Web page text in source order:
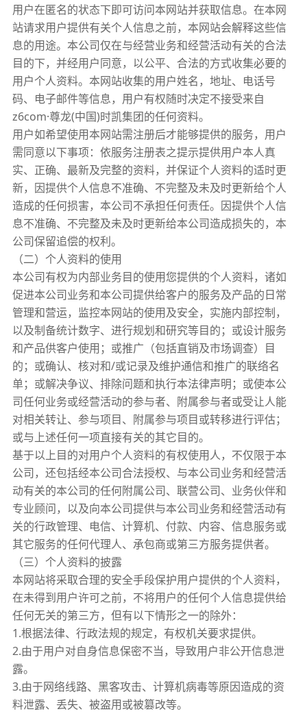
用户在匿名的状态下即可访问本网站并获取信息。在本网
站请求用户提供有关个人信息之前，本网站会解释这些信
息的用途。本公司仅在与经营业务和经营活动有关的合法
目的下，并经用户同意，以公平、合法的方式收集必要的
用户个人资料。本网站收集的用户姓名，地址、电话号
码、电子邮件等信息，用户有权随时决定不接受来自
z6com·尊龙(中国)时凯集团的任何资料。
用户如希望使用本网站需注册后才能够提供的服务，用户
需同意以下事项：依服务注册表之提示提供用户本人真
实、正确、最新及完整的资料，并保证个人资料的适时更
新，因提供个人信息不准确、不完整及未及时更新给个人
造成的任何损害，本公司不承担任何责任。因提供个人信
息不准确、不完整及未及时更新给本公司造成损失的，本
公司保留追偿的权利。
（二）个人资料的使用
本公司有权为内部业务目的使用您提供的个人资料，诸如
促进本公司业务和本公司提供给客户的服务及产品的日常
管理和营运，监控本网站的使用及安全，实施内部控制，
以及制备统计数字、进行规划和研究等目的；或设计服务
和产品供客户使用；或推广（包括直销及市场调查）目
的；或确认、核对和/或记录及维护通信和推广的联络名
单；或解决争议、排除问题和执行本法律声明；或使本公
司任何业务或经营活动的参与者、附属参与者或受让人能
对相关转让、参与项目、附属参与项目或转移进行评估；
或与上述任何一项直接有关的其它目的。
基于以上目的对用户个人资料的有权使用人，不仅限于本
公司，还包括经本公司合法授权、与本公司业务和经营活
动有关的本公司的任何附属公司、联营公司、业务伙伴和
专业顾问，以及向本公司提供与本公司业务和经营活动有
关的行政管理、电信、计算机、付款、内容、信息服务或
其它服务的任何代理人、承包商或第三方服务提供者。
（三）个人资料的披露
本网站将采取合理的安全手段保护用户提供的个人资料，
在未得到用户许可之前，不将用户的任何个人信息提供给
任何无关的第三方，但有以下情形之一的除外：
1.根据法律、行政法规的规定，有权机关要求提供。
2.由于用户对自身信息保密不当，导致用户非公开信息泄
露。
3.由于网络线路、黑客攻击、计算机病毒等原因造成的资
料泄露、丢失、被盗用或被篡改等。